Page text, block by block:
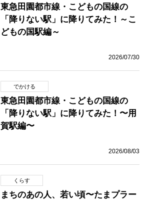
東急田園都市線・こどもの国線の
「降りない駅」に降りてみた！～こ
どもの国駅編～
2026/07/30
でかける
東急田園都市線・こどもの国線の
「降りない駅」に降りてみた！〜用
賀駅編〜
2026/08/03
くらす
まちのあの人、若い頃〜たまプラー